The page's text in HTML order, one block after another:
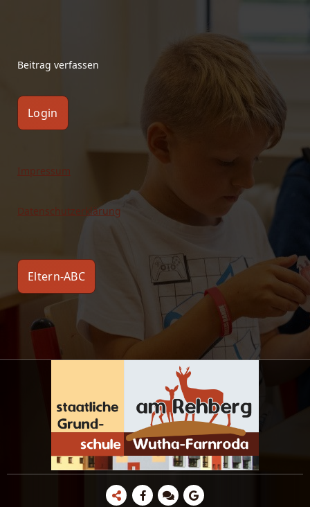
Beitrag verfassen
Login
Impressum
Datenschutzerklärung
Eltern-ABC